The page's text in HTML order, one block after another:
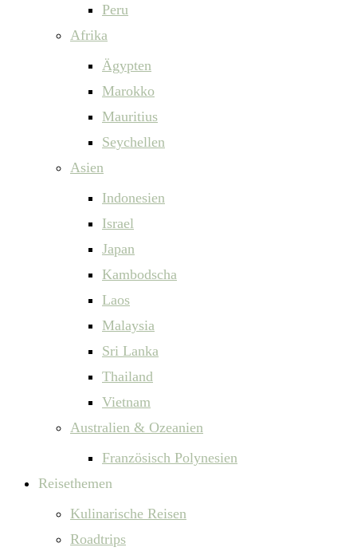
Peru
Afrika
Ägypten
Marokko
Mauritius
Seychellen
Asien
Indonesien
Israel
Japan
Kambodscha
Laos
Malaysia
Sri Lanka
Thailand
Vietnam
Australien & Ozeanien
Französisch Polynesien
Reisethemen
Kulinarische Reisen
Roadtrips